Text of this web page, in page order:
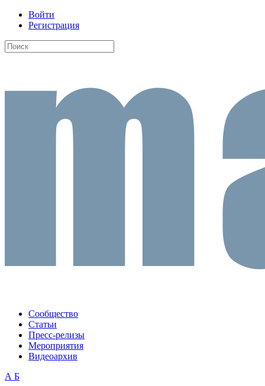
Войти
Регистрация
Сообщество
Статьи
Пресс-релизы
Мероприятия
Видеоархив
А Б